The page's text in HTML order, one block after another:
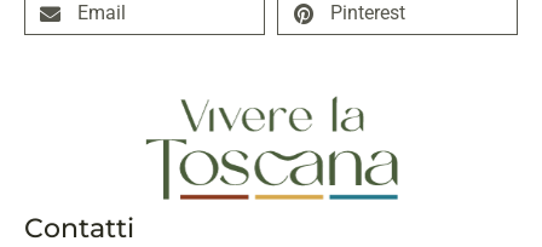
Email Pinterest
Contatti